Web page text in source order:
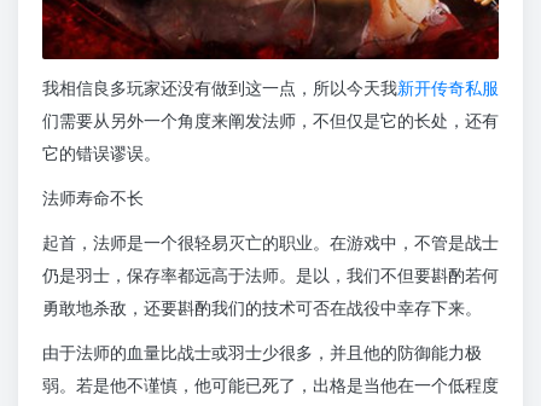
我相信良多玩家还没有做到这一点，所以今天我新开传奇私服
们需要从另外一个角度来阐发法师，不但仅是它的长处，还有
它的错误谬误。
法师寿命不长
起首，法师是一个很轻易灭亡的职业。在游戏中，不管是战士
仍是羽士，保存率都远高于法师。是以，我们不但要斟酌若何
勇敢地杀敌，还要斟酌我们的技术可否在战役中幸存下来。
由于法师的血量比战士或羽士少很多，并且他的防御能力极
弱。若是他不谨慎，他可能已死了，出格是当他在一个低程度